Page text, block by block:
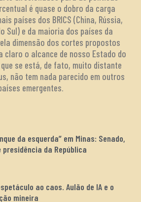
é quase o dobro da carga
países dos BRICS (China, Rússia,
Sul) e da maioria dos países da
dimensão dos cortes propostos
claro o alcance de nosso Estado do
se está, de fato, muito distante
não tem nada parecido em outros
emergentes.
da esquerda” em Minas: Senado,
presidência da República
ao caos. Aulão de IA e o
mineira